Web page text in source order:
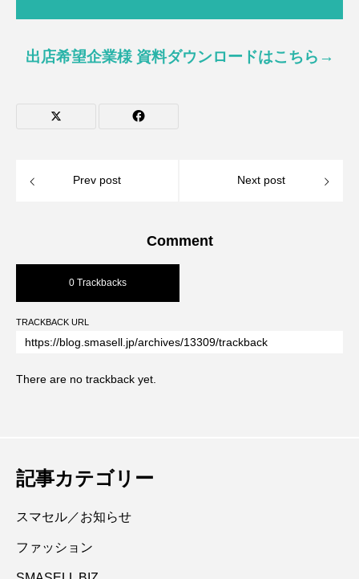
出店希望企業様 資料ダウンロードはこちら→
Prev post Next post
Comment
0 Trackbacks
TRACKBACK URL
There are no trackback yet.
記事カテゴリー
スマセル／お知らせ
ファッション